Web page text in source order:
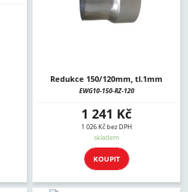
Redukce 150/120mm, tl.1mm
EWG10-150-RZ-120
1 241 Kč
1 026 Kč bez DPH
skladem
KOUPIT